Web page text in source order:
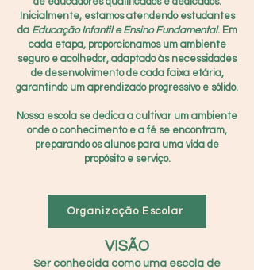
Inicialmente, estamos atendendo estudantes
da Educação Infantil e Ensino Fundamental. Em
cada etapa, proporcionamos um ambiente
seguro e acolhedor, adaptado às necessidades
de desenvolvimento de cada faixa etária,
garantindo um aprendizado progressivo e sólido.
Nossa escola se dedica a cultivar um ambiente
onde o conhecimento e a fé se encontram,
preparando os alunos para uma vida de
propósito e serviço.
Organização Escolar
VISÃO
Ser conhecida como uma escola de